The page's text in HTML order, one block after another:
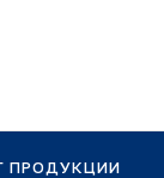
ПРОДУКЦИИ